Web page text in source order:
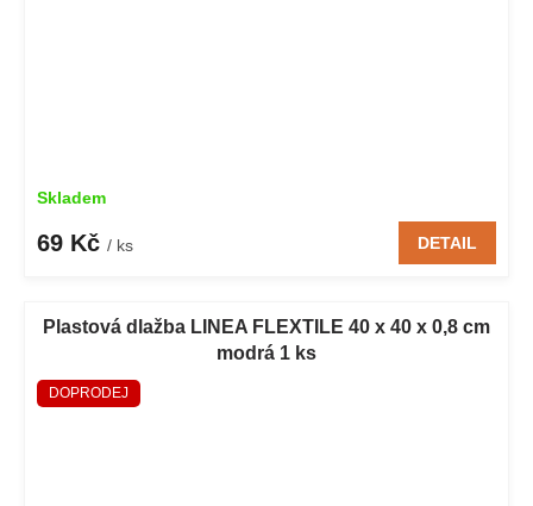
Skladem
69 Kč / ks DETAIL
Plastová dlažba LINEA FLEXTILE 40 x 40 x 0,8 cm
modrá 1 ks
DOPRODEJ